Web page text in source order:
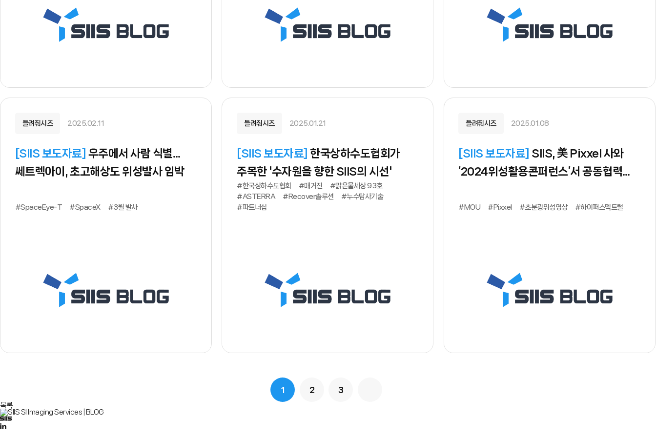
들려줘시즈 2025.02.11
[SIIS 보도자료]
쎄트렉아이, 초고해상도 위성발사 임박
#SpaceEye-T #SpaceX #3월 발사
들려줘시즈 2025.01.21
[SIIS 보도자료]
주목한 '수자원을 향한 SIIS의 시선'
#한국상하수도협회 #매거진
#맑은물세상 93호
#ASTERRA
#Recover솔루션
#누수탐사기술
#파트너십
들려줘시즈 2025.01.08
[SIIS 보도자료]
‘2024위성활용콘퍼런스’서 공동협력
#MOU #Pixxel #초분광위성영상 #하이퍼스펙트럴
1 2 3
목록